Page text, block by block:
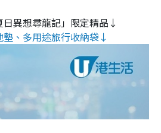
異想尋龍記」限定精品↓
、多用途旅行收納袋↓